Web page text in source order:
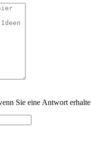
Sie eine Antwort